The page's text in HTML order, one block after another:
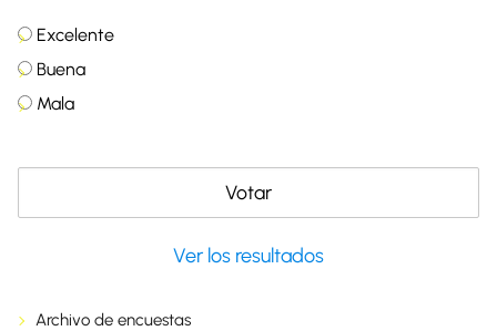
Excelente
Buena
Mala
Ver los resultados
Archivo de encuestas